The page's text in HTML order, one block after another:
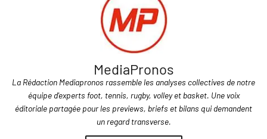
MediaPronos
La Rédaction Mediapronos rassemble les analyses collectives de notre
équipe d'experts foot, tennis, rugby, volley et basket. Une voix
éditoriale partagée pour les previews, briefs et bilans qui demandent
un regard transverse.